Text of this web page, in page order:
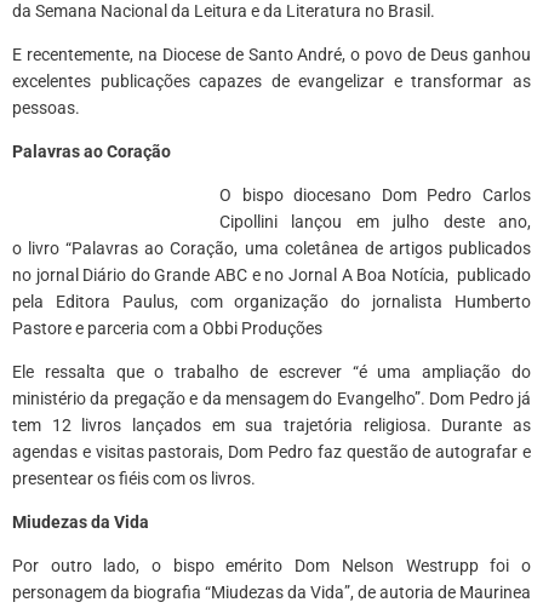
da Semana Nacional da Leitura e da Literatura no Brasil.
E recentemente, na Diocese de Santo André, o povo de Deus ganhou
excelentes publicações capazes de evangelizar e transformar as
pessoas.
Palavras ao Coração
O bispo diocesano Dom Pedro Carlos
Cipollini lançou em julho deste ano,
o livro “Palavras ao Coração, uma coletânea de artigos publicados
no jornal Diário do Grande ABC e no Jornal A Boa Notícia, publicado
pela Editora Paulus, com organização do jornalista Humberto
Pastore e parceria com a Obbi Produções
Ele ressalta que o trabalho de escrever “é uma ampliação do
ministério da pregação e da mensagem do Evangelho”. Dom Pedro já
tem 12 livros lançados em sua trajetória religiosa. Durante as
agendas e visitas pastorais, Dom Pedro faz questão de autografar e
presentear os fiéis com os livros.
Miudezas da Vida
Por outro lado, o bispo emérito Dom Nelson Westrupp foi o
personagem da biografia “Miudezas da Vida”, de autoria de Maurinea